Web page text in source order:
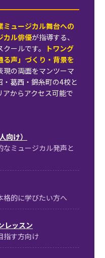
ミュージカル舞台への
カル俳優が指導する、
ールです。
トワング
声」づくり・背景を
現の両面をマンツーマ
葛西・錦糸町の4校と
からアクセス可能で
向け）
ミュージカル発声と
格的に学びたい方へ
レッスン
指す方向け